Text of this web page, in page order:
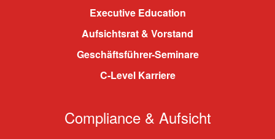
Executive Education
Aufsichtsrat & Vorstand
Geschäftsführer-Seminare
C-Level Karriere
Compliance & Aufsicht